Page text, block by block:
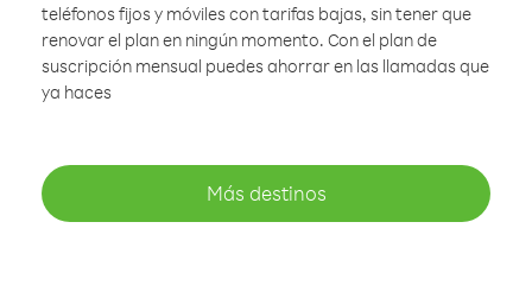
teléfonos fijos y móviles con tarifas bajas, sin tener que
renovar el plan en ningún momento. Con el plan de
suscripción mensual puedes ahorrar en las llamadas que
ya haces
Más destinos